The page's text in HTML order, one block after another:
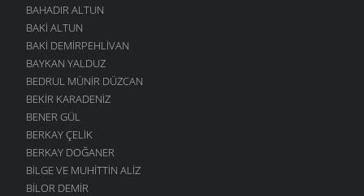
BAHADIR ALTUN
BAKI ALTUN
BAKI DEMIRPEHLIVAN
BAYKAN YALDUZ
BEDRUL MÜNIR DÜZCAN
BEKIR KARADENIZ
BENER GÜL
BERKAY ÇELIK
BERKAY DOĞANER
BILGE VE MUHITTIN ALIZ
BILOR DEMIR